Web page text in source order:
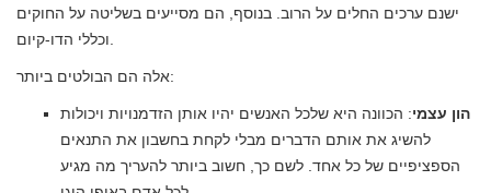
ישנם ערכים החלים על הרוב. בנוסף, הם מסייעים בשליטה על החוקים
אלה הם הבולטים ביותר:
הון עצמי: הכוונה היא שלכל האנשים יהיו אותן הזדמנויות ויכולות
להשיג את אותם הדברים מבלי לקחת בחשבון את התנאים
הספציפיים של כל אחד. לשם כך, חשוב ביותר להעריך מה מגיע